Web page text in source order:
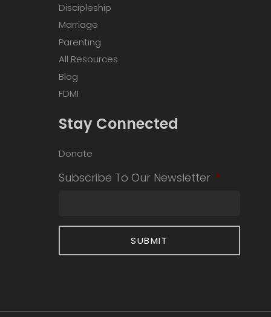
Discipleship
Marriage
Parenting
All Resources
Blog
FDMI
Stay Connected
Donate
Subscribe To Our Newsletter *